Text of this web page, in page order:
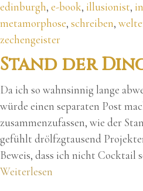
edinburgh, e-book, illusionist,
metamorphose, schreiben,
zechengeister
Stand der
Da ich so wahnsinnig lange
würde einen separaten Post
zusammenzufassen, wie der
gefühlt drölfzgtausend
Beweis, dass ich nicht Cocktail
Weiterlesen